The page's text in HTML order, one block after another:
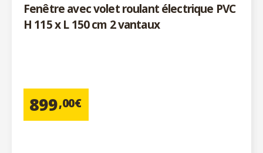
Fenêtre avec volet roulant électrique PVC
H 115 x L 150 cm 2 vantaux
899,00€